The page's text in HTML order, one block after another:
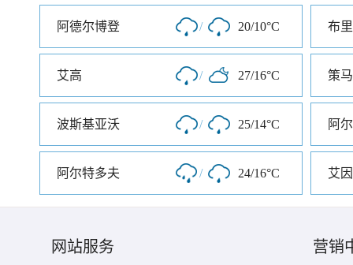
阿德尔博登 / 20/10°C 布
艾高 / 27/16°C 策
波斯基亚沃 / 25/14°C 阿
阿尔特多夫 / 24/16°C 艾
网站服务 营销